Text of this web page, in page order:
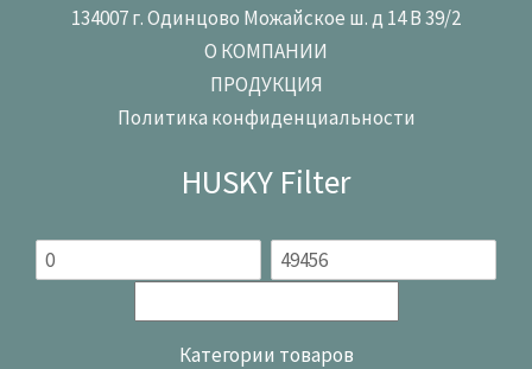
134007 г. Одинцово Можайское ш. д 14 В 39/2
О КОМПАНИИ
ПРОДУКЦИЯ
Политика конфиденциальности
HUSKY Filter
Категории товаров